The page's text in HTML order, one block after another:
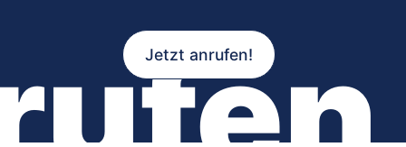
Jetzt anrufen!